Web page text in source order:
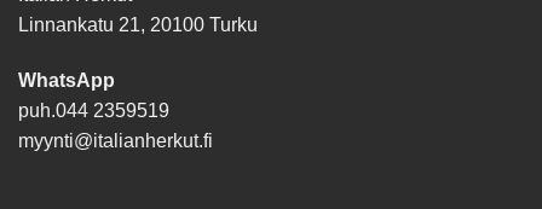
Linnankatu 21, 20100 Turku
WhatsApp
puh.044 2359519
myynti@italianherkut.fi